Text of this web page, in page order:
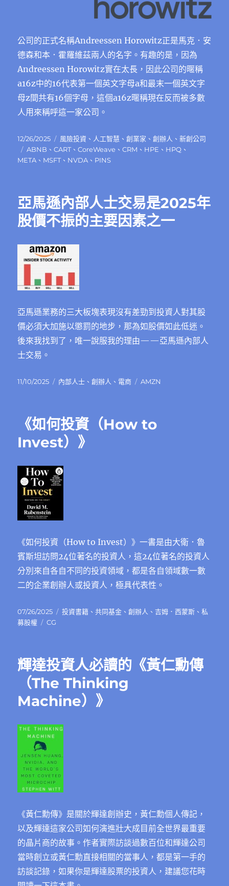
公司的正式名稱Andreessen Horowitz正是馬克．安
德森和本．霍羅維茲兩人的名字。有趣的是，因為
Andreessen Horowitz實在太長，因此公司的暱稱
a16z中的16代表第一個英文字母a和最末一個英文字
母z間共有16個字母，這個a16z暱稱現在反而被多數
人用來稱呼這一家公司。
發
佈
日
12/26/2025
分
類
風險投資 、 人工智慧 、創業家 、創辦人 、新創公司
標
籤
ABNB 、CART、CoreWeave 、CRM 、 HPE 、 HPQ 、
META 、 MSFT、 NVDA 、 PINS
亞馬遜內部人士交易是2025年
股價不振的主要因素之一
亞馬遜業務的三大板塊表現沒有差勁到投資人對其股
價必須大加施以懲罰的地步，那為如股價如此低迷。
後來我找到了，唯一說服我的理由——亞馬遜內部人
士交易。
發
11/10/2025
分
內部人士 、創辦人 、 電商
標
AMZN
《如何投資（How to
Invest）》
《如何投資（How to Invest）》一書是由大衛．魯
賓斯坦訪問24位著名的投資人，這24位著名的投資人
分別來自各自不同的投資領域，都是各自領域數一數
二的企業創辦人或投資人，極具代表性。
發
佈
07/26/2025
分
投資書籍 、共同基金 、創辦人 、吉姆．西蒙斯 、私
募股權
標
CG
輝達投資人必讀的《黃仁勳傳
（The Thinking
Machine）》
《黃仁勳傳》是關於輝達創辦史，黃仁勳個人傳記，
以及輝達這家公司如何演進壯大成目前全世界最重要
的晶片商的故事。作者實際訪談過數百位和輝達公司
當時創立或黃仁勳直接相關的當事人，都是第一手的
訪談記錄，如果你是輝達股票的投資人，建議您花時